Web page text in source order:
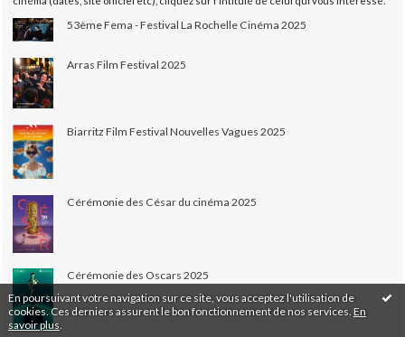
En poursuivant votre navigation sur ce site, vous acceptez l'utilisation de
cookies. Ces derniers assurent le bon fonctionnement de nos services. En
savoir plus
53ème Fema - Festival La Rochelle Cinéma 2025
Arras Film Festival 2025
Biarritz Film Festival Nouvelles Vagues 2025
Cérémonie des César du cinéma 2025
Cérémonie des Oscars 2025